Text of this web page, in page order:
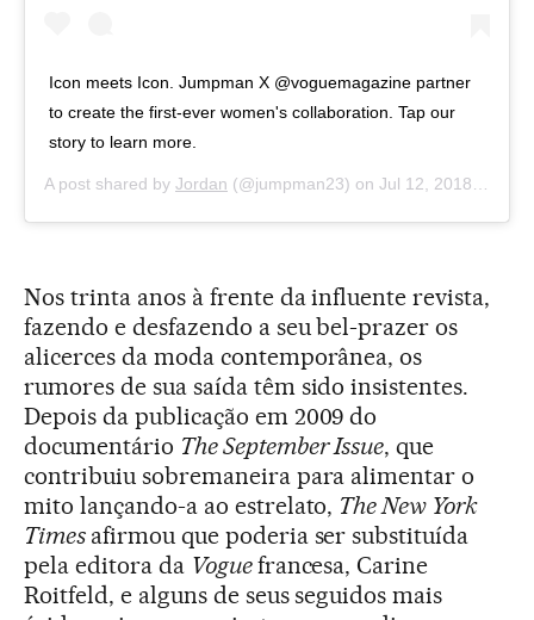
Icon meets Icon. Jumpman X @voguemagazine partner
to create the first-ever women's collaboration. Tap our
story to learn more.
A post shared by Jordan (@jumpman23) on Jul 12, 2018 at 11:39am PDT
Nos trinta anos à frente da influente revista,
fazendo e desfazendo a seu bel-prazer os
alicerces da moda contemporânea, os
rumores de sua saída têm sido insistentes.
Depois da publicação em 2009 do
documentário The September Issue, que
contribuiu sobremaneira para alimentar o
mito lançando-a ao estrelato, The New York
Times afirmou que poderia ser substituída
pela editora da Voguefrancesa, Carine
Roitfeld, e alguns de seus seguidos mais